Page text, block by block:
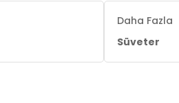
Daha Fazla
Süveter